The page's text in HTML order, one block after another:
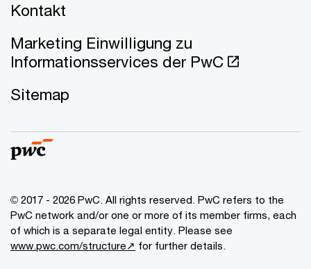
Kontakt
Marketing Einwilligung zu
Informationsservices der PwC
Sitemap
© 2017 - 2026 PwC. All rights reserved. PwC refers to the
PwC network and/or one or more of its member firms, each
of which is a separate legal entity. Please see
www.pwc.com/structure↗ for further details.